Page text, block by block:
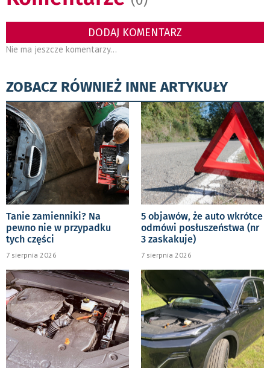
DODAJ KOMENTARZ
Nie ma jeszcze komentarzy...
ZOBACZ RÓWNIEŻ INNE ARTYKUŁY
Tanie zamienniki? Na
pewno nie w przypadku
tych części
7 sierpnia 2026
5 objawów, że auto wkrótce
odmówi posłuszeństwa (nr
3 zaskakuje)
7 sierpnia 2026